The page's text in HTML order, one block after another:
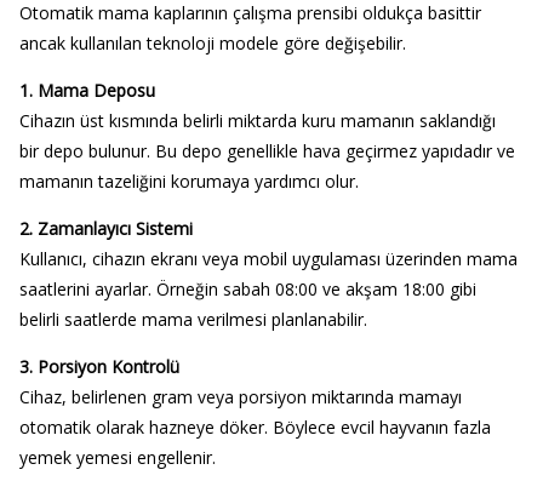
Otomatik mama kaplarının çalışma prensibi oldukça basittir
ancak kullanılan teknoloji modele göre değişebilir.
1. Mama Deposu
Cihazın üst kısmında belirli miktarda kuru mamanın saklandığı
bir depo bulunur. Bu depo genellikle hava geçirmez yapıdadır ve
mamanın tazeliğini korumaya yardımcı olur.
2. Zamanlayıcı Sistemi
Kullanıcı, cihazın ekranı veya mobil uygulaması üzerinden mama
saatlerini ayarlar. Örneğin sabah 08:00 ve akşam 18:00 gibi
belirli saatlerde mama verilmesi planlanabilir.
3. Porsiyon Kontrolü
Cihaz, belirlenen gram veya porsiyon miktarında mamayı
otomatik olarak hazneye döker. Böylece evcil hayvanın fazla
yemek yemesi engellenir.